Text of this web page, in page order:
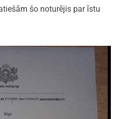
šo noturējis par īstu